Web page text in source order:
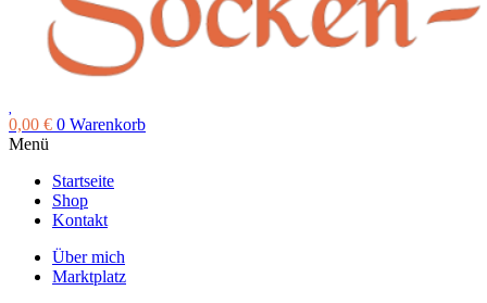
0,00 € 0 Warenkorb
Menü
Startseite
Shop
Kontakt
Über mich
Marktplatz